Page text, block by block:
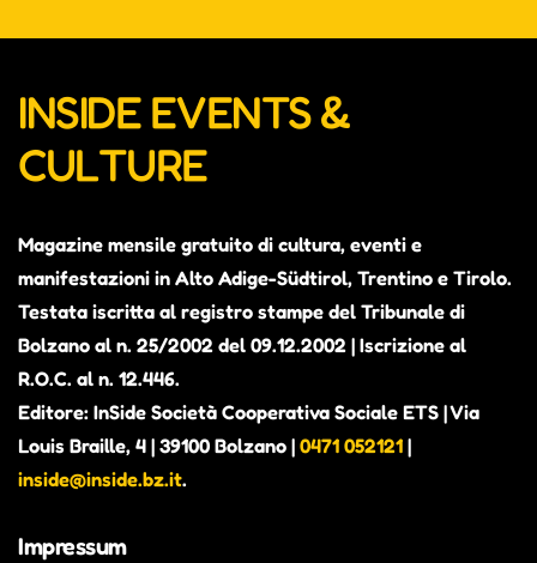
INSIDE EVENTS &
CULTURE
Magazine mensile gratuito di cultura, eventi e
manifestazioni in Alto Adige-Südtirol, Trentino e Tirolo.
Testata iscritta al registro stampe del Tribunale di
Bolzano al n. 25/2002 del 09.12.2002 | Iscrizione al
R.O.C. al n. 12.446.
Editore: InSide Società Cooperativa Sociale ETS | Via
Louis Braille, 4 | 39100 Bolzano | 0471 052121 |
inside@inside.bz.it.
Impressum